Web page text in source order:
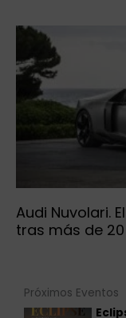
Audi Nuvolari.
tras más de
Próximos Eventos